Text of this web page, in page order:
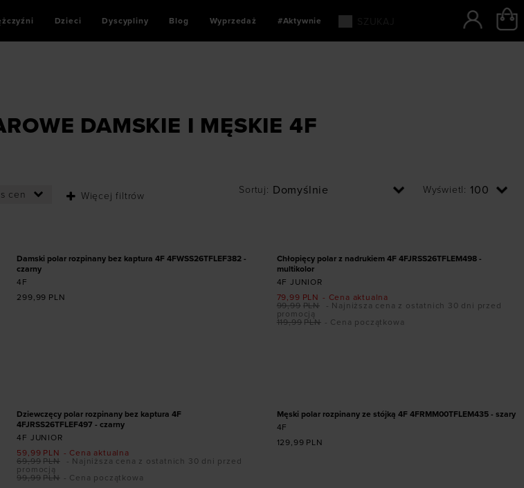
Dzieci Dyscypliny Blog Wyprzedaż #Aktywnie
DAMSKIE I MĘSKIE 4F
cen Więcej filtrów
Sortuj: Wyświetl:
Damski polar rozpinany bez kaptura 4F 4FWSS26TFLEF382 -
czarny
4F
299,99 PLN
Chłopięcy polar z nadrukiem 4F 4FJRSS26TFLEM498 -
multikolor
4F JUNIOR
- Cena aktualna
79,99 PLN
- Cena początkowa
119,99 PLN
99,99 PLN
- Najniższa cena z ostatnich 30 dni przed
promocją
Dziewczęcy polar rozpinany bez kaptura 4F
4FJRSS26TFLEF497 - czarny
4F JUNIOR
- Cena aktualna
59,99 PLN
- Cena początkowa
99,99 PLN
69,99 PLN
- Najniższa cena z ostatnich 30 dni przed
promocją
Męski polar rozpinany ze stójką 4F 4FRMM00TFLEM435 - szary
4F
129,99 PLN